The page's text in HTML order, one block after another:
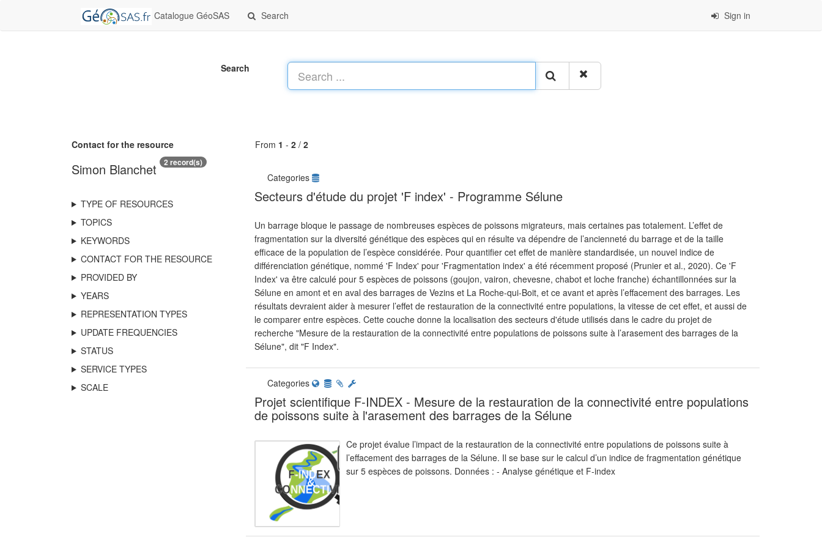
Catalogue GéoSAS Search Sign in
Search
Contact for the resource
Simon Blanchet 2 record(s)
TYPE OF RESOURCES
TOPICS
KEYWORDS
CONTACT FOR THE RESOURCE
PROVIDED BY
YEARS
REPRESENTATION TYPES
UPDATE FREQUENCIES
STATUS
SERVICE TYPES
SCALE
From 1 - 2 / 2
Categories
Secteurs d'étude du projet 'F index' - Programme Sélune
Un barrage bloque le passage de nombreuses espèces de poissons migrateurs, mais certaines pas totalement. L’effet de
fragmentation sur la diversité génétique des espèces qui en résulte va dépendre de l’ancienneté du barrage et de la taille
efficace de la population de l’espèce considérée. Pour quantifier cet effet de manière standardisée, un nouvel indice de
différenciation génétique, nommé 'F Index' pour 'Fragmentation index' a été récemment proposé (Prunier et al., 2020). Ce 'F
Index' va être calculé pour 5 espèces de poissons (goujon, vairon, chevesne, chabot et loche franche) échantillonnées sur la
Sélune en amont et en aval des barrages de Vezins et La Roche-qui-Boit, et ce avant et après l’effacement des barrages. Les
résultats devraient aider à mesurer l’effet de restauration de la connectivité entre populations, la vitesse de cet effet, et aussi de
le comparer entre espèces. Cette couche donne la localisation des secteurs d'étude utilisés dans le cadre du projet de
recherche "Mesure de la restauration de la connectivité entre populations de poissons suite à l’arasement des barrages de la
Sélune", dit "F Index".
Categories
Projet scientifique F-INDEX - Mesure de la restauration de la connectivité entre populations
de poissons suite à l'arasement des barrages de la Sélune
Ce projet évalue l’impact de la restauration de la connectivité entre populations de poissons suite à
l’effacement des barrages de la Sélune. Il se base sur le calcul d’un indice de fragmentation génétique
sur 5 espèces de poissons. Données : - Analyse génétique et F-index